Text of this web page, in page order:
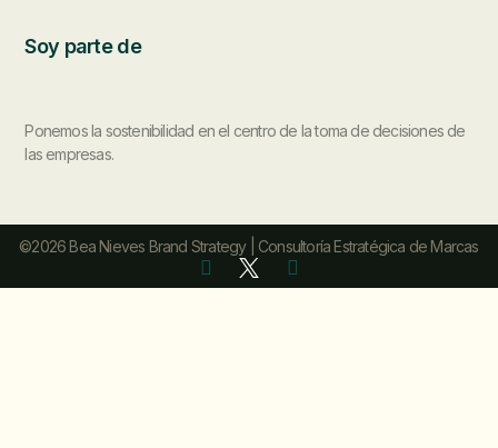
Soy parte de
Ponemos la sostenibilidad en el centro de la toma de decisiones de
las empresas.
©2026 Bea Nieves Brand Strategy | Consultoría Estratégica de Marcas